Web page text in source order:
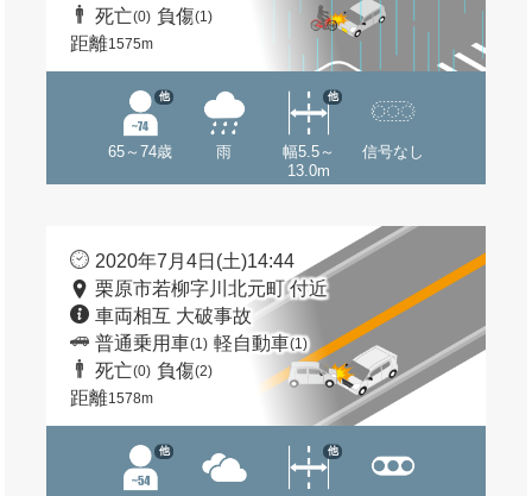
死亡(0) 負傷(1)
距離1575m
65～74歳
他
雨
幅5.5～
13.0m
他
信号なし
2020年7月4日(土)14:44
栗原市若柳字川北元町 付近
車両相互 大破事故
普通乗用車(1) 軽自動車(1)
死亡(0) 負傷(2)
距離1578m
他 他